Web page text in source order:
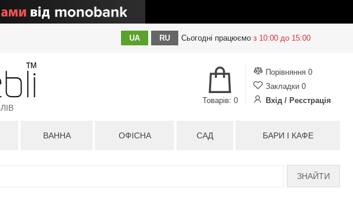
UA RU Сьогодні працюємо з 10:00 до 15:00
Порівняння 0
Закладки 0
Вхід / Реєстрація
Товарів: 0
ВАННА ОФІСНА САД БАРИ І КАФЕ
ЗНАЙТИ